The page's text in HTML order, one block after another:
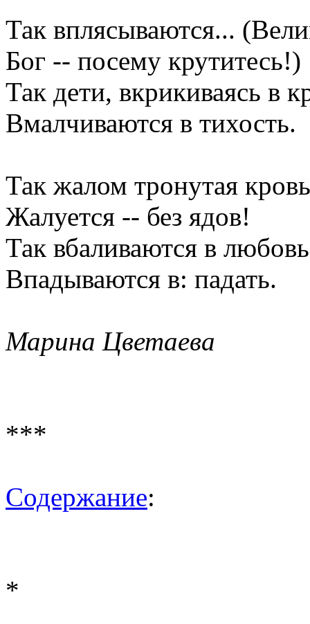
Так вплясываются...
Бог -- посему крутитесь!)
Так дети, вкрикиваясь в
Вмалчиваются в тихость.
Так жалом тронутая кровь
Жалуется -- без ядов!
Так вбаливаются в
Впадываются в: падать.
Марина Цветаева
***
Содержание:
*